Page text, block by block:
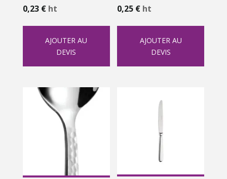
0,23 € ht
AJOUTER AU
DEVIS
0,25 € ht
AJOUTER AU
DEVIS